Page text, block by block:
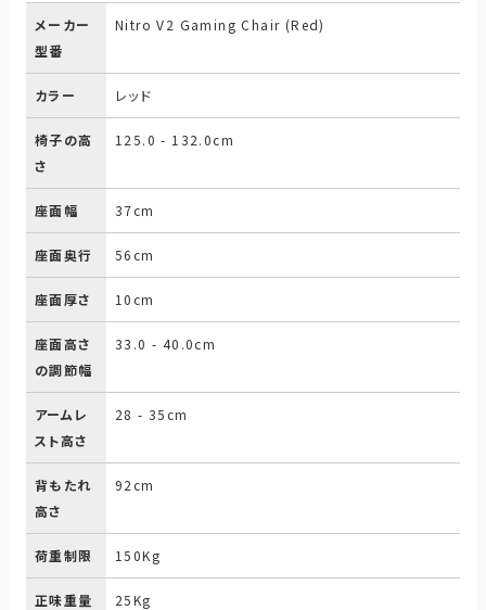
メーカー
型番
Nitro V2 Gaming Chair (Red)
カラー レッド
椅子の高
さ
125.0 - 132.0cm
座面幅 37cm
座面奥行 56cm
座面厚さ 10cm
座面高さ
の調節幅
33.0 - 40.0cm
アームレ
スト高さ
28 - 35cm
背もたれ
高さ
92cm
荷重制限 150Kg
正味重量 25Kg